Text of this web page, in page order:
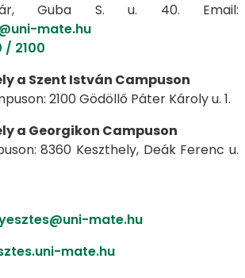
Guba S. u. 40. Email:
mate.hu
2100
a Szent István Campuson
2100 Gödöllő Páter Károly u. 1.
a Georgikon Campuson
8360 Keszthely, Deák Ferenc u.
mate.hu
mate.hu